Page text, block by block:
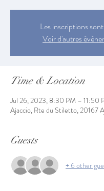
Les inscriptions
Voir d'autres
Time & Location
Jul 26, 2023, 8:30 PM – 11:50
Ajaccio, Rte du Stiletto, 20167
Guests
+ 6 other